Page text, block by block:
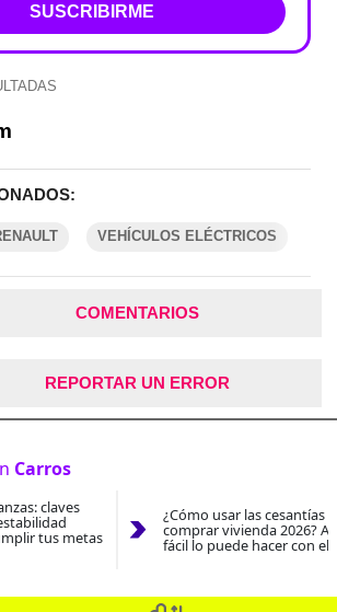
SUSCRIBIRME
VEHÍCULOS ELÉCTRICOS
COMENTARIOS
REPORTAR UN ERROR
Carros
claves
tus metas
¿Cómo usar las cesantías
comprar vivienda 2026?
fácil lo puede hacer con el